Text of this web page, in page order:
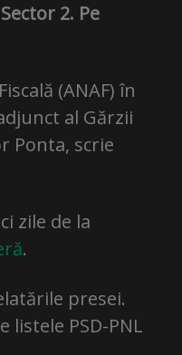
2. Pe
(ANAF) în
al Gărzii
Ponta, scrie
zile de la
.
presei.
listele PSD-PNL